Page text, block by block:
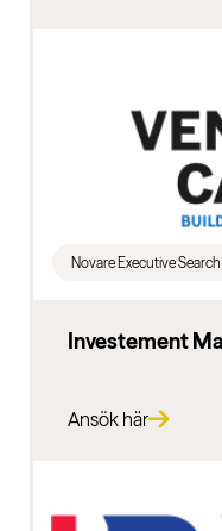
Novare Executive Search
Investement
Ansök här